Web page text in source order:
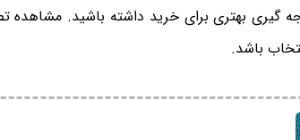
گیری بهتری برای خرید داشته باشید. مشاهده
باشد.